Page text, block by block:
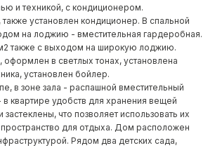
и техникой, с кондиционером.
установлен кондиционер. В спальной
на лоджию - вместительная гардеробная.
также с выходом на широкую лоджию.
оформлен в светлых тонах, установлена
установлен бойлер.
в зоне зала - распашной вместительный
квартире удобств для хранения вещей
что позволяет использовать их
для отдыха. Дом расположен
Рядом два детских сада,